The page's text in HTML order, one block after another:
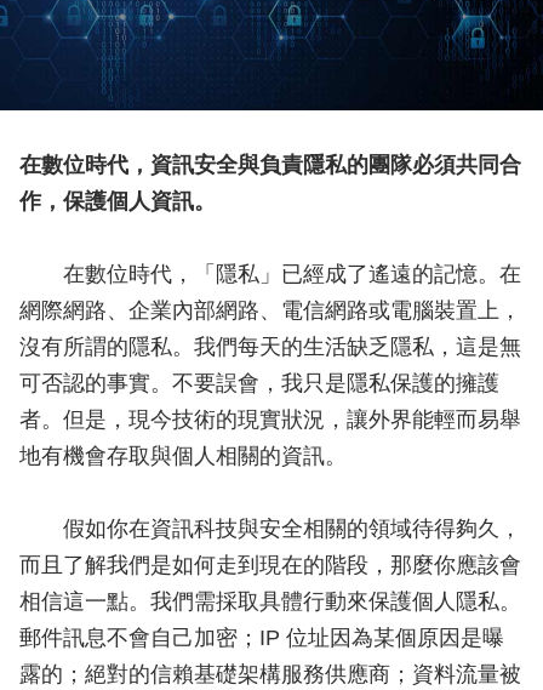
在數位時代，資訊安全與負責隱私的團隊必須共同合
作，保護個人資訊。
在數位時代，「隱私」已經成了遙遠的記憶。在
網際網路、企業內部網路、電信網路或電腦裝置上，
沒有所謂的隱私。我們每天的生活缺乏隱私，這是無
可否認的事實。不要誤會，我只是隱私保護的擁護
者。但是，現今技術的現實狀況，讓外界能輕而易舉
地有機會存取與個人相關的資訊。
假如你在資訊科技與安全相關的領域待得夠久，
而且了解我們是如何走到現在的階段，那麼你應該會
相信這一點。我們需採取具體行動來保護個人隱私。
郵件訊息不會自己加密；IP 位址因為某個原因是曝
露的；絕對的信賴基礎架構服務供應商；資料流量被